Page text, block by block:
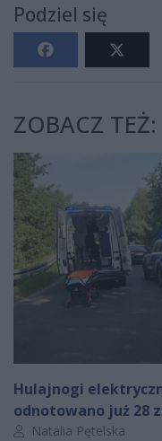
Podziel się
ZOBACZ TEŻ:
Hulajnogi
odnotowano już 28
Autor artykułu:
Natalia Pętelska